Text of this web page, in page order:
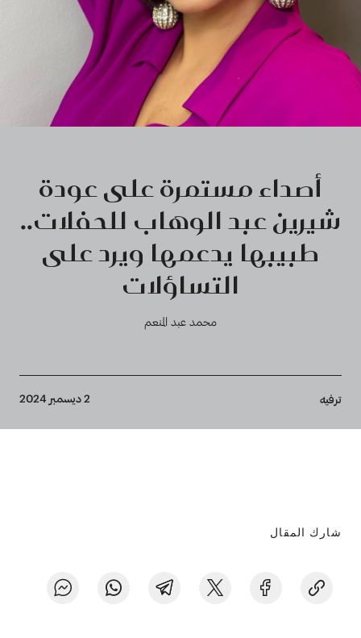
أصداء مستمرة على عودة
شيرين عبد الوهاب للحفلات..
طبيبها يدعمها ويرد على
التساؤلات
محمد عبد المنعم
Breadcrumb
ترفيه 2 ديسمبر 2024
شارك المقال